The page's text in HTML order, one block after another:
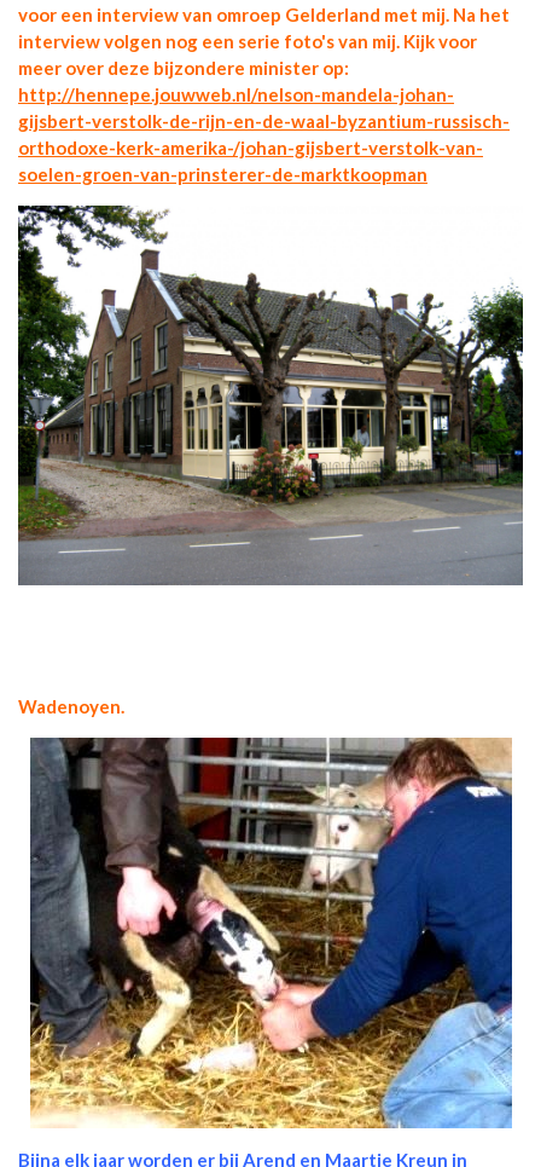
voor een interview van omroep Gelderland met mij. Na het
interview volgen nog een serie foto's van mij. Kijk voor
meer over deze bijzondere minister op:
http://hennepe.jouwweb.nl/nelson-mandela-johan-
gijsbert-verstolk-de-rijn-en-de-waal-byzantium-russisch-
orthodoxe-kerk-amerika-/johan-gijsbert-verstolk-van-
soelen-groen-van-prinsterer-de-marktkoopman
Wadenoyen.
Bijna elk jaar worden er bij Arend en Maartje Kreun in